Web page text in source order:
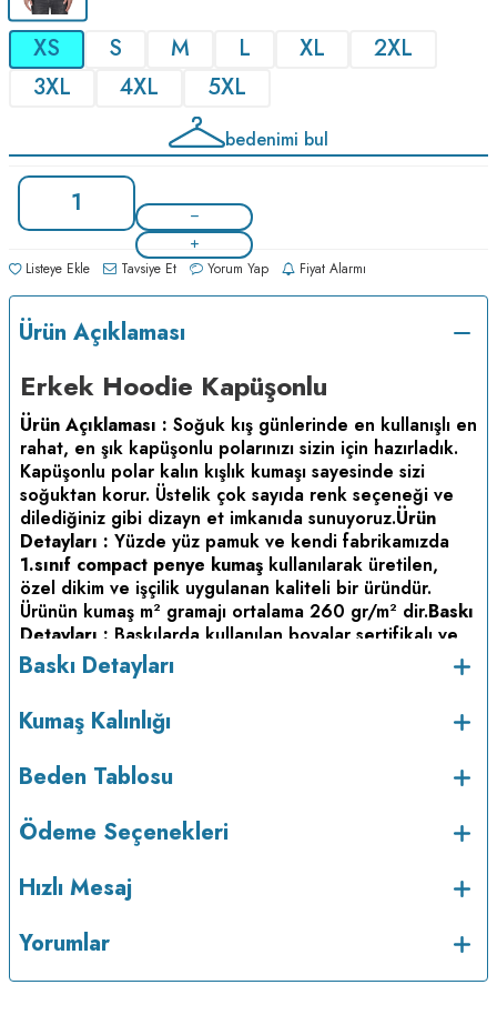
XS S M L XL
2XL
3XL
4XL 5XL
bedenimi bul
Listeye Ekle Tavsiye Et Yorum Yap Fiyat Alarmı
Ürün Açıklaması
Erkek Hoodie Kapüşonlu
Ürün Açıklaması : Soğuk kış günlerinde en kullanışlı en
rahat, en şık kapüşonlu polarınızı sizin için hazırladık.
Kapüşonlu polar kalın kışlık kumaşı sayesinde sizi
soğuktan korur. Üstelik çok sayıda renk seçeneği ve
dilediğiniz gibi dizayn et imkanıda sunuyoruz.Ürün
Detayları : Yüzde yüz pamuk ve kendi fabrikamızda
1.sınıf compact penye kumaş kullanılarak üretilen,
özel dikim ve işçilik uygulanan kaliteli bir üründür.
Ürünün kumaş m2 gramajı ortalama 260 gr/m2 dir.Baskı
Detayları : Baskılarda kullanılan boyalar sertifikalı ve
güvenlidir; insan sağlığına zarar vermez.
programda maksimum 30
kurutulmaz.Orta ısıda ve tersten ütülenir.
Baskı Detayları
Kumaş Kalınlığı
Beden Tablosu
Ödeme Seçenekleri
Hızlı Mesaj
Yorumlar